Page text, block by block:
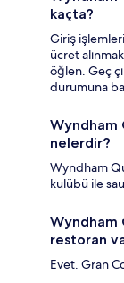
kaçta?
Giriş
ücret
öğlen. Geç
durumuna
Wyndham
nelerdir?
Wyndham
kulübü ile
Wyndham
restoran
Evet. Gran